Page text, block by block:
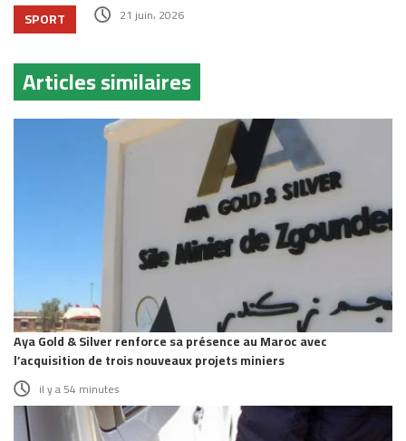
SPORT 21 juin، 2026
Articles similaires
Aya Gold & Silver renforce sa présence au Maroc avec
l’acquisition de trois nouveaux projets miniers
il y a 54 minutes